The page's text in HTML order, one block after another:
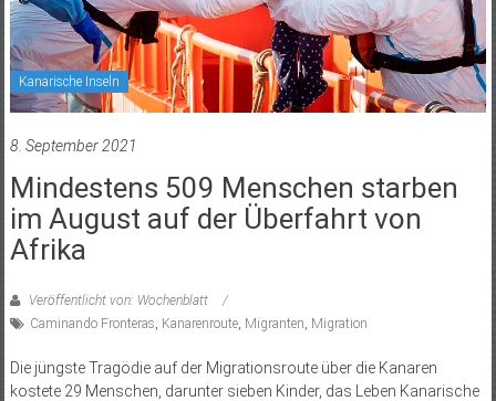
Kanarische Inseln
8. September 2021
Mindestens 509 Menschen starben
im August auf der Überfahrt von
Afrika
Veröffentlicht von: Wochenblatt
Caminando Fronteras Kanarenroute, Migranten Migration
Die jüngste Tragödie auf der Migrationsroute über die Kanaren
kostete 29 Menschen, darunter sieben Kinder, das Leben Kanarische